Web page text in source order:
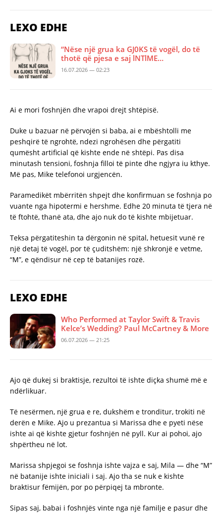
LEXO EDHE
“Nëse një grua ka GJ0KS të vogël, do të
thotë që pjesa e saj lNTlME…
16.07.2026 — 02:23
Ai e mori foshnjën dhe vrapoi drejt shtëpisë.
Duke u bazuar në përvojën si baba, ai e mbështolli me
peshqirë të ngrohtë, ndezi ngrohësen dhe përgatiti
qumësht artificial që kishte ende në shtëpi. Pas disa
minutash tensioni, foshnja filloi të pinte dhe ngjyra iu kthye.
Më pas, Mike telefonoi urgjencën.
Paramedikët mbërritën shpejt dhe konfirmuan se foshnja po
vuante nga hipotermi e hershme. Edhe 20 minuta të tjera në
të ftohtë, thanë ata, dhe ajo nuk do të kishte mbijetuar.
Teksa përgatiteshin ta dërgonin në spital, hetuesit vunë re
një detaj të vogël, por të çuditshëm: një shkronjë e vetme,
“M”, e qëndisur në cep të batanijes rozë.
LEXO EDHE
Who Performed at Taylor Swift & Travis
Kelce’s Wedding? Paul McCartney & More
06.07.2026 — 21:25
Ajo që dukej si braktisje, rezultoi të ishte diçka shumë më e
ndërlikuar.
Të nesërmen, një grua e re, dukshëm e tronditur, trokiti në
derën e Mike. Ajo u prezantua si Marissa dhe e pyeti nëse
ishte ai që kishte gjetur foshnjën në pyll. Kur ai pohoi, ajo
shpërtheu në lot.
Marissa shpjegoi se foshnja ishte vajza e saj, Mila — dhe “M”
në batanije ishte iniciali i saj. Ajo tha se nuk e kishte
braktisur fëmijën, por po përpiqej ta mbronte.
Sipas saj, babai i foshnjës vinte nga një familje e pasur dhe